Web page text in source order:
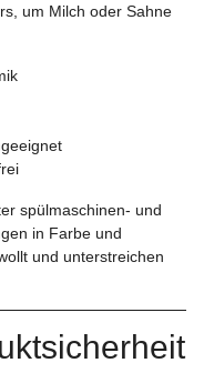
um Milch oder Sahne
spülmaschinen- und
in Farbe und
und unterstreichen